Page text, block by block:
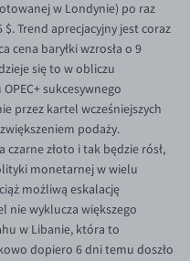
w Londynie) po raz
Trend aprecjacyjny jest coraz
cena baryłki wzrosła o 9
się to w obliczu
sukcesywnego
przez kartel wcześniejszych
podaży.
czarne złoto i tak będzie rósł,
monetarnej w wielu
możliwą eskalację
nie wyklucza większego
w Libanie, która to
dopiero 6 dni temu doszło